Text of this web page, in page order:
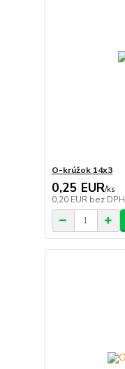
O-krúžok 14x3
0,25 EUR/ks
0,20 EUR bez DPH